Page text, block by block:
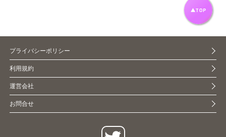
プライバシーポリシー
利用規約
運営会社
お問合せ